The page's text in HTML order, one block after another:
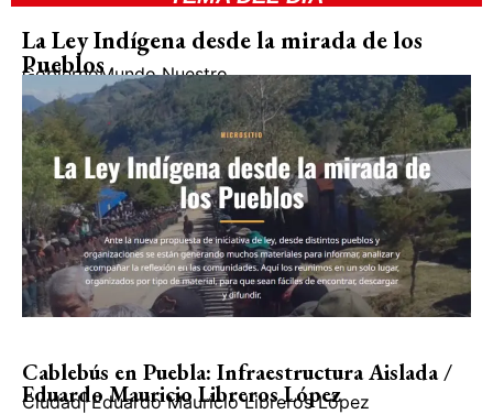
La Ley Indígena desde la mirada de los
Pueblos
GobiernoMundo Nuestro
Cablebús en Puebla: Infraestructura Aislada /
Eduardo Mauricio Libreros López
Ciudad| Eduardo Mauricio Libreros López